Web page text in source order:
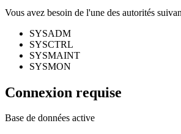
Vous avez besoin de l'une des autorités
SYSADM
SYSCTRL
SYSMAINT
SYSMON
Connexion requise
Base de données active